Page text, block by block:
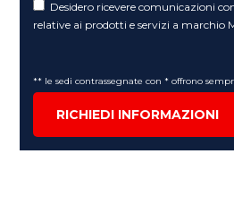
Desidero ricevere comunicazioni
relative ai prodotti e servizi a marchio
** le sedi contrassegnate con * offrono
RICHIEDI INFORMAZIONI